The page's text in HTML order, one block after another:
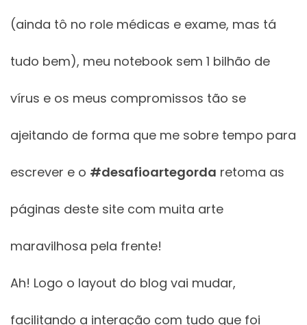
(ainda tô no role médicas e exame, mas tá
tudo bem), meu notebook sem 1 bilhão de
vírus e os meus compromissos tão se
ajeitando de forma que me sobre tempo para
escrever e o #desafioartegorda retoma as
páginas deste site com muita arte
maravilhosa pela frente!
Ah! Logo o layout do blog vai mudar,
facilitando a interação com tudo que foi